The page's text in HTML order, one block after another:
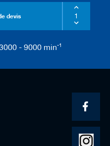
devis
- 9000 min-1